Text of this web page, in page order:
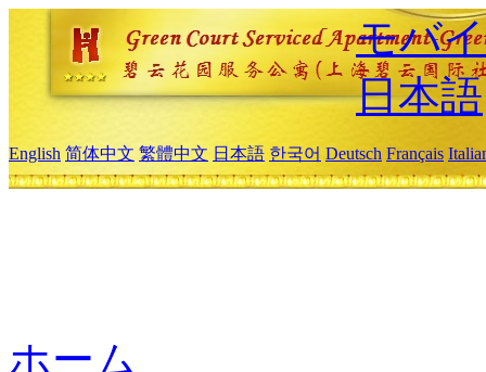
モバ
日本語
English 简体中文 繁體中文 日本語 한국어 Deutsch Français
ホーム